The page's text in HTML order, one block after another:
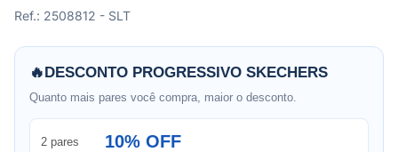
Ref.: 2508812 - SLT
🔥DESCONTO PROGRESSIVO SKECHERS
Quanto mais pares você compra, maior o desconto.
2 pares 10% OFF